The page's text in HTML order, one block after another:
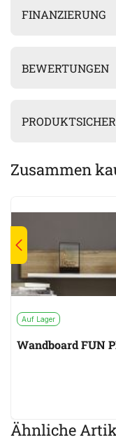
FINANZIERUNG
BEWERTUNGEN
Zusammen
Auf Lager
Wandboard FUN
Ähnliche